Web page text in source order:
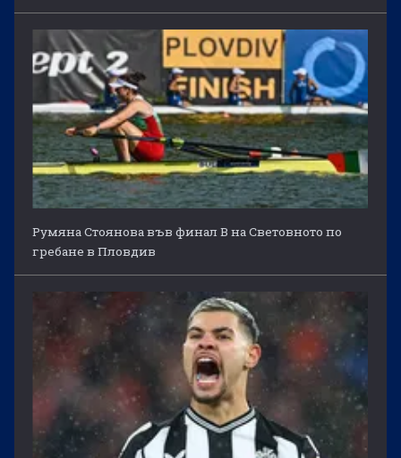
Румяна Стоянова във финал B на Световното по
гребане в Пловдив